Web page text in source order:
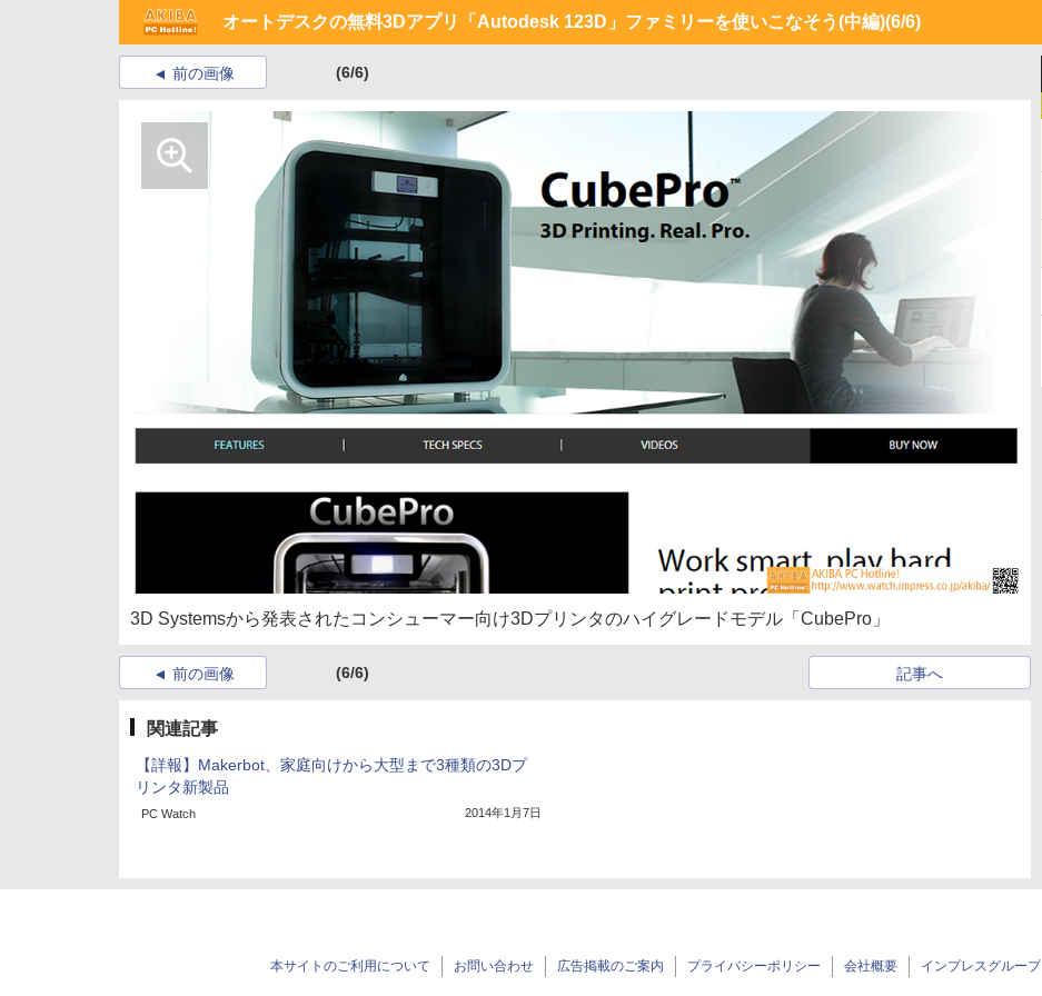
オートデスクの無料3Dアプリ「Autodesk 123D」ファミリーを使いこなそう(中編)(6/6)
前の画像 (6/6)
3D Systemsから発表されたコンシューマー向け3Dプリンタのハイグレードモデル「CubePro」
前の画像 (6/6) 記事へ
関連記事
【詳報】Makerbot、家庭向けから大型まで3種類の3Dプ
リンタ新製品
PC Watch 2014年1月7日
本サイトのご利用について お問い合わせ 広告掲載のご案内 プライバシーポリシー 会社概要 インプレスグループ